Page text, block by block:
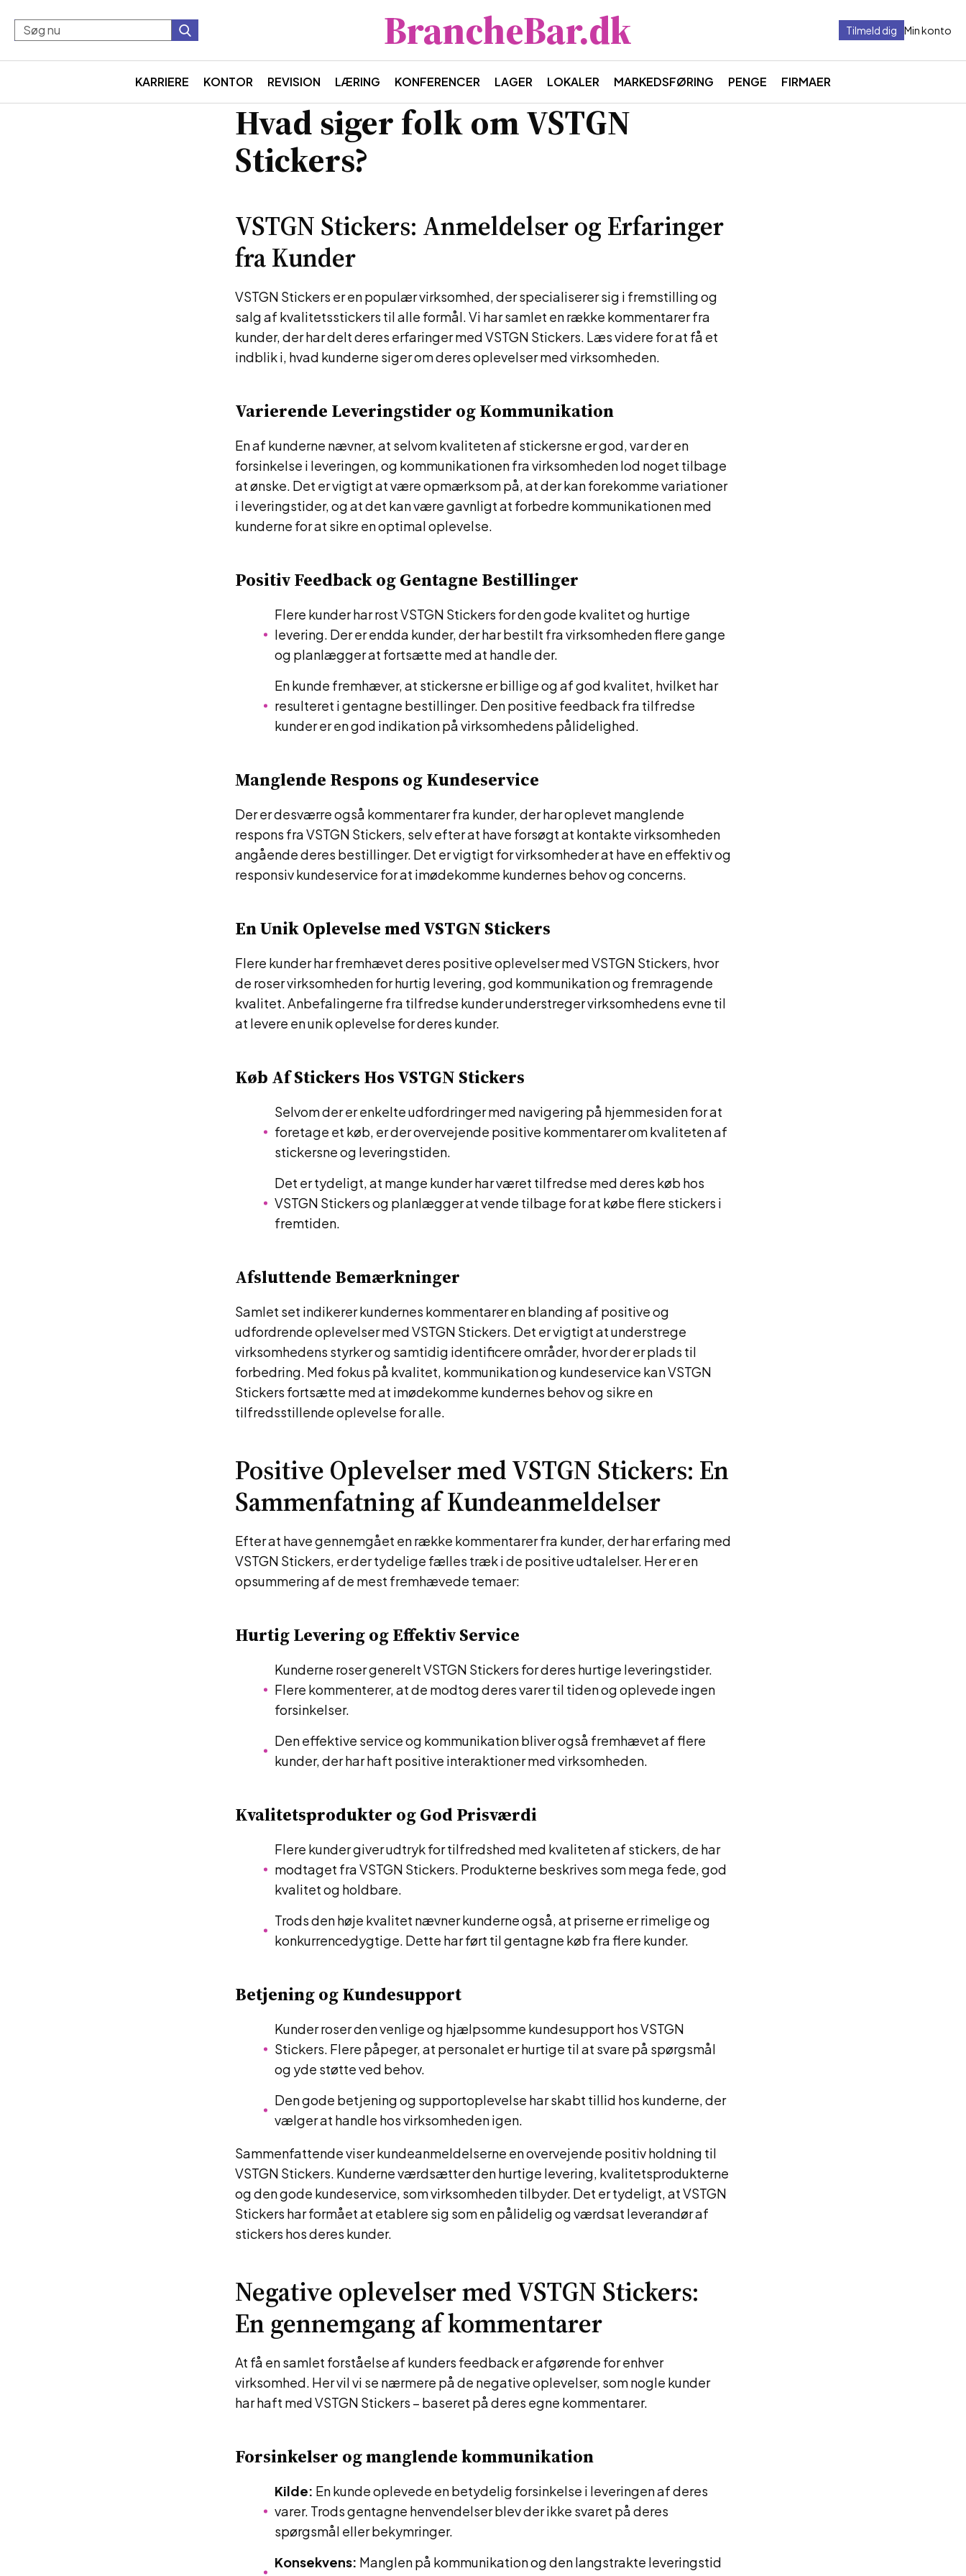
BrancheBar.dk Min konto
Tilmeld dig
KARRIERE KONTOR REVISION LÆRING KONFERENCER LAGER LOKALER MARKEDSFØRING PENGE FIRMAER
Hvad siger folk om VSTGN
Stickers?
VSTGN Stickers: Anmeldelser og Erfaringer
fra Kunder
VSTGN Stickers er en populær virksomhed, der specialiserer sig i fremstilling og
salg af kvalitetsstickers til alle formål. Vi har samlet en række kommentarer fra
kunder, der har delt deres erfaringer med VSTGN Stickers. Læs videre for at få et
indblik i, hvad kunderne siger om deres oplevelser med virksomheden.
Varierende Leveringstider og Kommunikation
En af kunderne nævner, at selvom kvaliteten af stickersne er god, var der en
forsinkelse i leveringen, og kommunikationen fra virksomheden lod noget tilbage
at ønske. Det er vigtigt at være opmærksom på, at der kan forekomme variationer
i leveringstider, og at det kan være gavnligt at forbedre kommunikationen med
kunderne for at sikre en optimal oplevelse.
Positiv Feedback og Gentagne Bestillinger
Flere kunder har rost VSTGN Stickers for den gode kvalitet og hurtige
levering. Der er endda kunder, der har bestilt fra virksomheden flere gange
og planlægger at fortsætte med at handle der.
En kunde fremhæver, at stickersne er billige og af god kvalitet, hvilket har
resulteret i gentagne bestillinger. Den positive feedback fra tilfredse
kunder er en god indikation på virksomhedens pålidelighed.
Manglende Respons og Kundeservice
Der er desværre også kommentarer fra kunder, der har oplevet manglende
respons fra VSTGN Stickers, selv efter at have forsøgt at kontakte virksomheden
angående deres bestillinger. Det er vigtigt for virksomheder at have en effektiv og
responsiv kundeservice for at imødekomme kundernes behov og concerns.
En Unik Oplevelse med VSTGN Stickers
Flere kunder har fremhævet deres positive oplevelser med VSTGN Stickers, hvor
de roser virksomheden for hurtig levering, god kommunikation og fremragende
kvalitet. Anbefalingerne fra tilfredse kunder understreger virksomhedens evne til
at levere en unik oplevelse for deres kunder.
Køb Af Stickers Hos VSTGN Stickers
Selvom der er enkelte udfordringer med navigering på hjemmesiden for at
foretage et køb, er der overvejende positive kommentarer om kvaliteten af
stickersne og leveringstiden.
Det er tydeligt, at mange kunder har været tilfredse med deres køb hos
VSTGN Stickers og planlægger at vende tilbage for at købe flere stickers i
fremtiden.
Afsluttende Bemærkninger
Samlet set indikerer kundernes kommentarer en blanding af positive og
udfordrende oplevelser med VSTGN Stickers. Det er vigtigt at understrege
virksomhedens styrker og samtidig identificere områder, hvor der er plads til
forbedring. Med fokus på kvalitet, kommunikation og kundeservice kan VSTGN
Stickers fortsætte med at imødekomme kundernes behov og sikre en
tilfredsstillende oplevelse for alle.
Positive Oplevelser med VSTGN Stickers: En
Sammenfatning af Kundeanmeldelser
Efter at have gennemgået en række kommentarer fra kunder, der har erfaring med
VSTGN Stickers, er der tydelige fælles træk i de positive udtalelser. Her er en
opsummering af de mest fremhævede temaer:
Hurtig Levering og Effektiv Service
Kunderne roser generelt VSTGN Stickers for deres hurtige leveringstider.
Flere kommenterer, at de modtog deres varer til tiden og oplevede ingen
forsinkelser.
Den effektive service og kommunikation bliver også fremhævet af flere
kunder, der har haft positive interaktioner med virksomheden.
Kvalitetsprodukter og God Prisværdi
Flere kunder giver udtryk for tilfredshed med kvaliteten af stickers, de har
modtaget fra VSTGN Stickers. Produkterne beskrives som mega fede, god
kvalitet og holdbare.
Trods den høje kvalitet nævner kunderne også, at priserne er rimelige og
konkurrencedygtige. Dette har ført til gentagne køb fra flere kunder.
Betjening og Kundesupport
Kunder roser den venlige og hjælpsomme kundesupport hos VSTGN
Stickers. Flere påpeger, at personalet er hurtige til at svare på spørgsmål
og yde støtte ved behov.
Den gode betjening og supportoplevelse har skabt tillid hos kunderne, der
vælger at handle hos virksomheden igen.
Sammenfattende viser kundeanmeldelserne en overvejende positiv holdning til
VSTGN Stickers. Kunderne værdsætter den hurtige levering, kvalitetsprodukterne
og den gode kundeservice, som virksomheden tilbyder. Det er tydeligt, at VSTGN
Stickers har formået at etablere sig som en pålidelig og værdsat leverandør af
stickers hos deres kunder.
Negative oplevelser med VSTGN Stickers:
En gennemgang af kommentarer
At få en samlet forståelse af kunders feedback er afgørende for enhver
virksomhed. Her vil vi se nærmere på de negative oplevelser, som nogle kunder
har haft med VSTGN Stickers – baseret på deres egne kommentarer.
Forsinkelser og manglende kommunikation
Kilde: En kunde oplevede en betydelig forsinkelse i leveringen af deres
varer. Trods gentagne henvendelser blev der ikke svaret på deres
spørgsmål eller bekymringer.
Konsekvens: Manglen på kommunikation og den langstrakte leveringstid